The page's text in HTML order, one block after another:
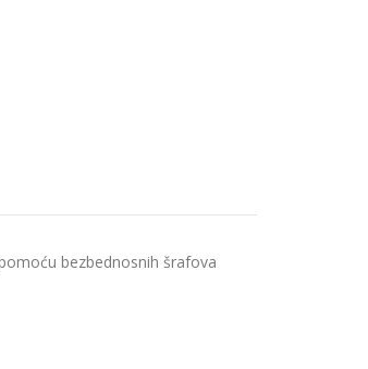
bezbednosnih šrafova